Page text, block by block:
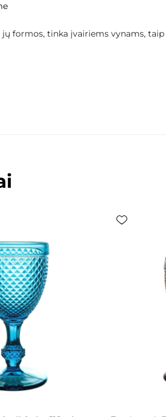
formos, tinka įvairiems vynams,